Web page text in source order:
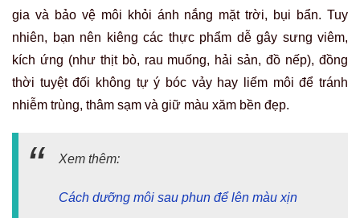
gia và bảo vệ môi khỏi ánh nắng mặt trời, bụi bẩn. Tuy
nhiên, bạn nên kiêng các thực phẩm dễ gây sưng viêm,
kích ứng (như thịt bò, rau muống, hải sản, đồ nếp), đồng
thời tuyệt đối không tự ý bóc vảy hay liếm môi để tránh
nhiễm trùng, thâm sạm và giữ màu xăm bền đẹp.
Xem thêm:
Cách dưỡng môi sau phun để lên màu xịn